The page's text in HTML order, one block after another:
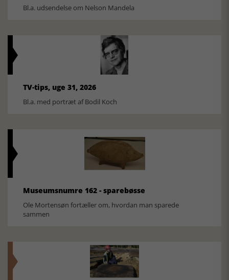
Bl.a. udsendelse om Nelson Mandela
TV-tips, uge 31, 2026
Bl.a. med portræt af Bodil Koch
Museumsnumre 162 - sparebøsse
Ole Mortensøn fortæller om, hvordan man sparede
sammen